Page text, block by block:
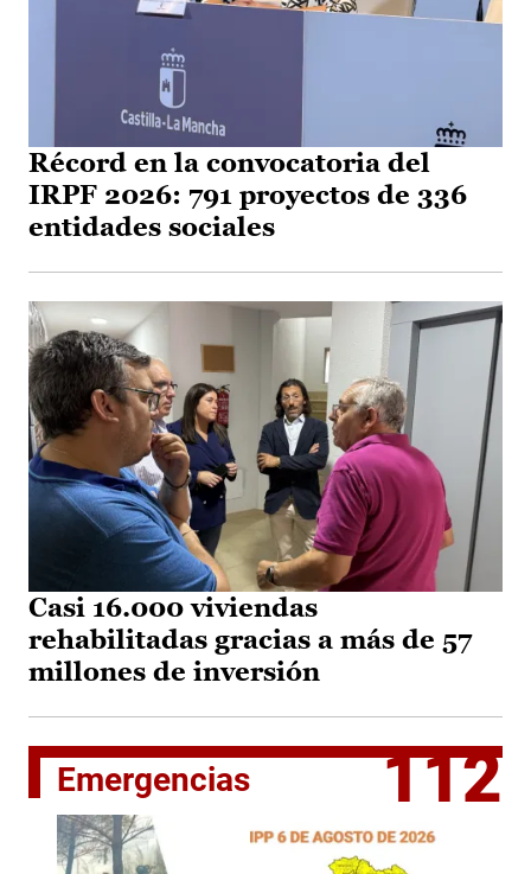
Récord en la convocatoria del
IRPF 2026: 791 proyectos de 336
entidades sociales
Casi 16.000 viviendas
rehabilitadas gracias a más de 57
millones de inversión
Emergencias 112